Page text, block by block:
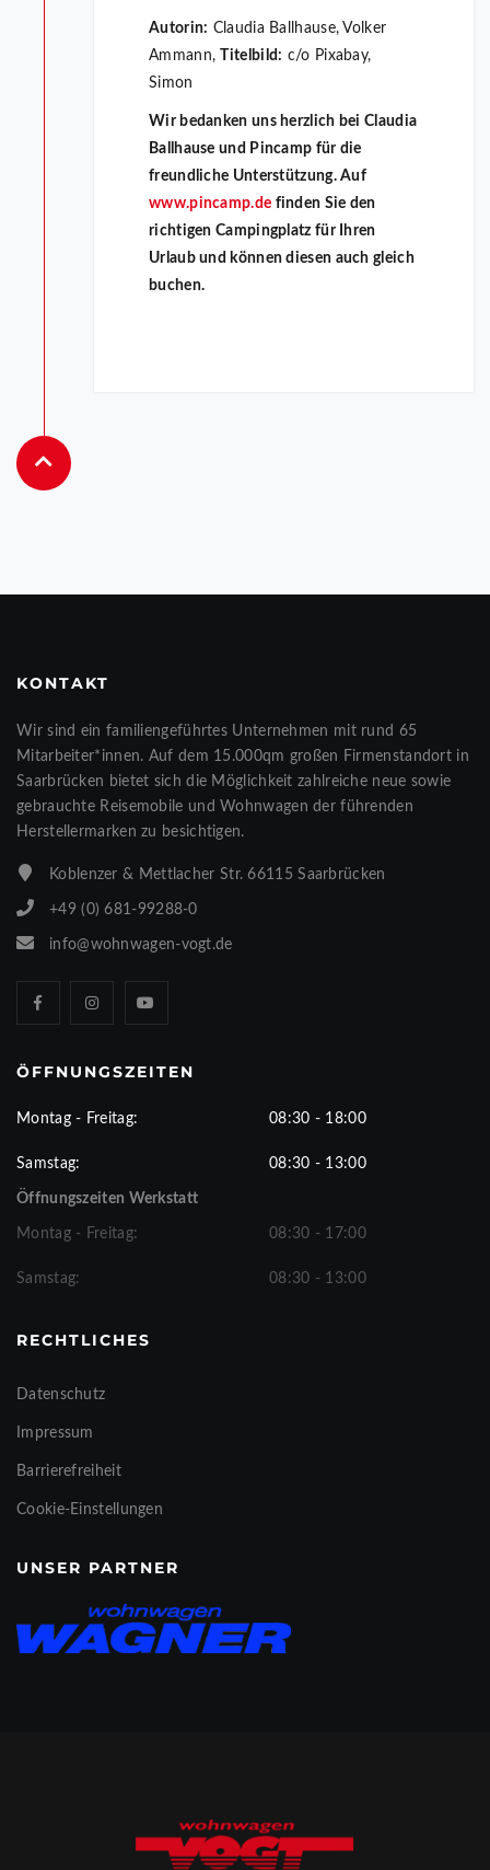
Autorin: Claudia Ballhause, Volker
Ammann,
Titelbild: c/o Pixabay,
Simon
Wir bedanken uns herzlich bei Claudia
Ballhause und Pincamp für die
freundliche Unterstützung. Auf
www.pincamp.de finden Sie den
richtigen Campingplatz für Ihren
Urlaub und können diesen auch gleich
buchen.
KONTAKT
Wir sind ein familiengeführtes Unternehmen mit rund 65
Mitarbeiter*innen. Auf dem 15.000qm großen Firmenstandort in
Saarbrücken bietet sich die Möglichkeit zahlreiche neue sowie
gebrauchte Reisemobile und Wohnwagen der führenden
Herstellermarken zu besichtigen.
Koblenzer & Mettlacher Str. 66115 Saarbrücken
+49 (0) 681-99288-0
info@wohnwagen-vogt.de
ÖFFNUNGSZEITEN
Montag - Freitag: 08:30 - 18:00
Samstag: 08:30 - 13:00
Öffnungszeiten Werkstatt
Montag - Freitag: 08:30 - 17:00
Samstag: 08:30 - 13:00
RECHTLICHES
Datenschutz
Impressum
Barrierefreiheit
Cookie-Einstellungen
UNSER PARTNER